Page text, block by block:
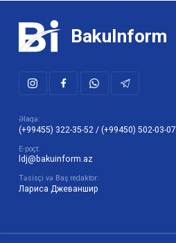
BakuInform
Əlaqə:
(+99455) 322-35-52 / (+99450) 502-03-07
E-poçt:
ldj@bakuinform.az
Təsisçi və Baş redaktor:
Лариса Джеваншир